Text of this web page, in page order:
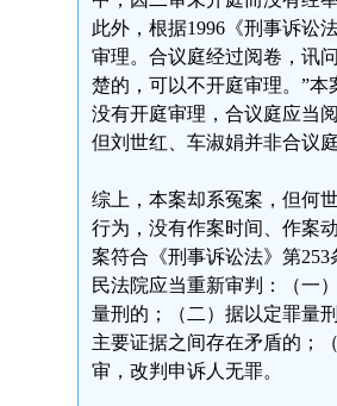
此外，根据1996《刑事诉讼
审理。合议庭经过阅卷，讯
楚的，可以不开庭审理。”
没有开庭审理，合议庭应当
但刘世红、车淑娟并非合议
综上，本案却系冤案，但何
行为，没有作案时间、作案
案符合《刑事诉讼法》第
民法院应当重新审判：（一
量刑的；（二）据以定罪量
主要证据之间存在矛盾的；
审，改判申诉人无罪。